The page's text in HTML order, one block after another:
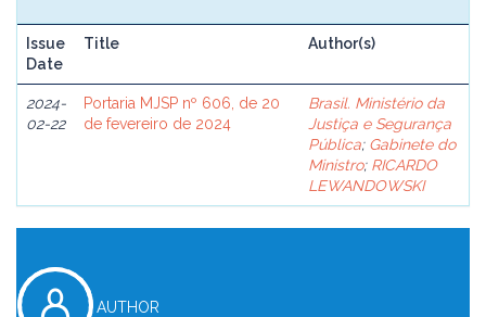
Issue
Date
Title Author(s)
2024-
02-22
Portaria MJSP nº 606, de 20
de fevereiro de 2024
Brasil. Ministério da
Justiça e Segurança
Pública; Gabinete do
Ministro; RICARDO
LEWANDOWSKI
AUTHOR